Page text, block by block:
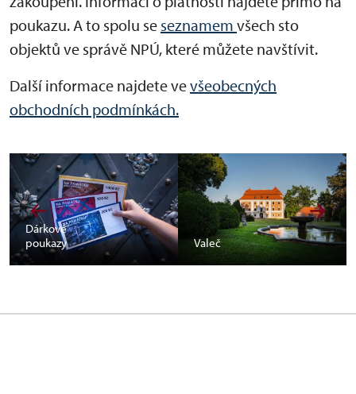
poukazu. A to spolu se seznamem všech sto
objektů ve správě NPÚ, které můžete navštívit.
Další informace najdete vevšeobecných
obchodních podmínkách.
Dárkové
poukazy
Valeč